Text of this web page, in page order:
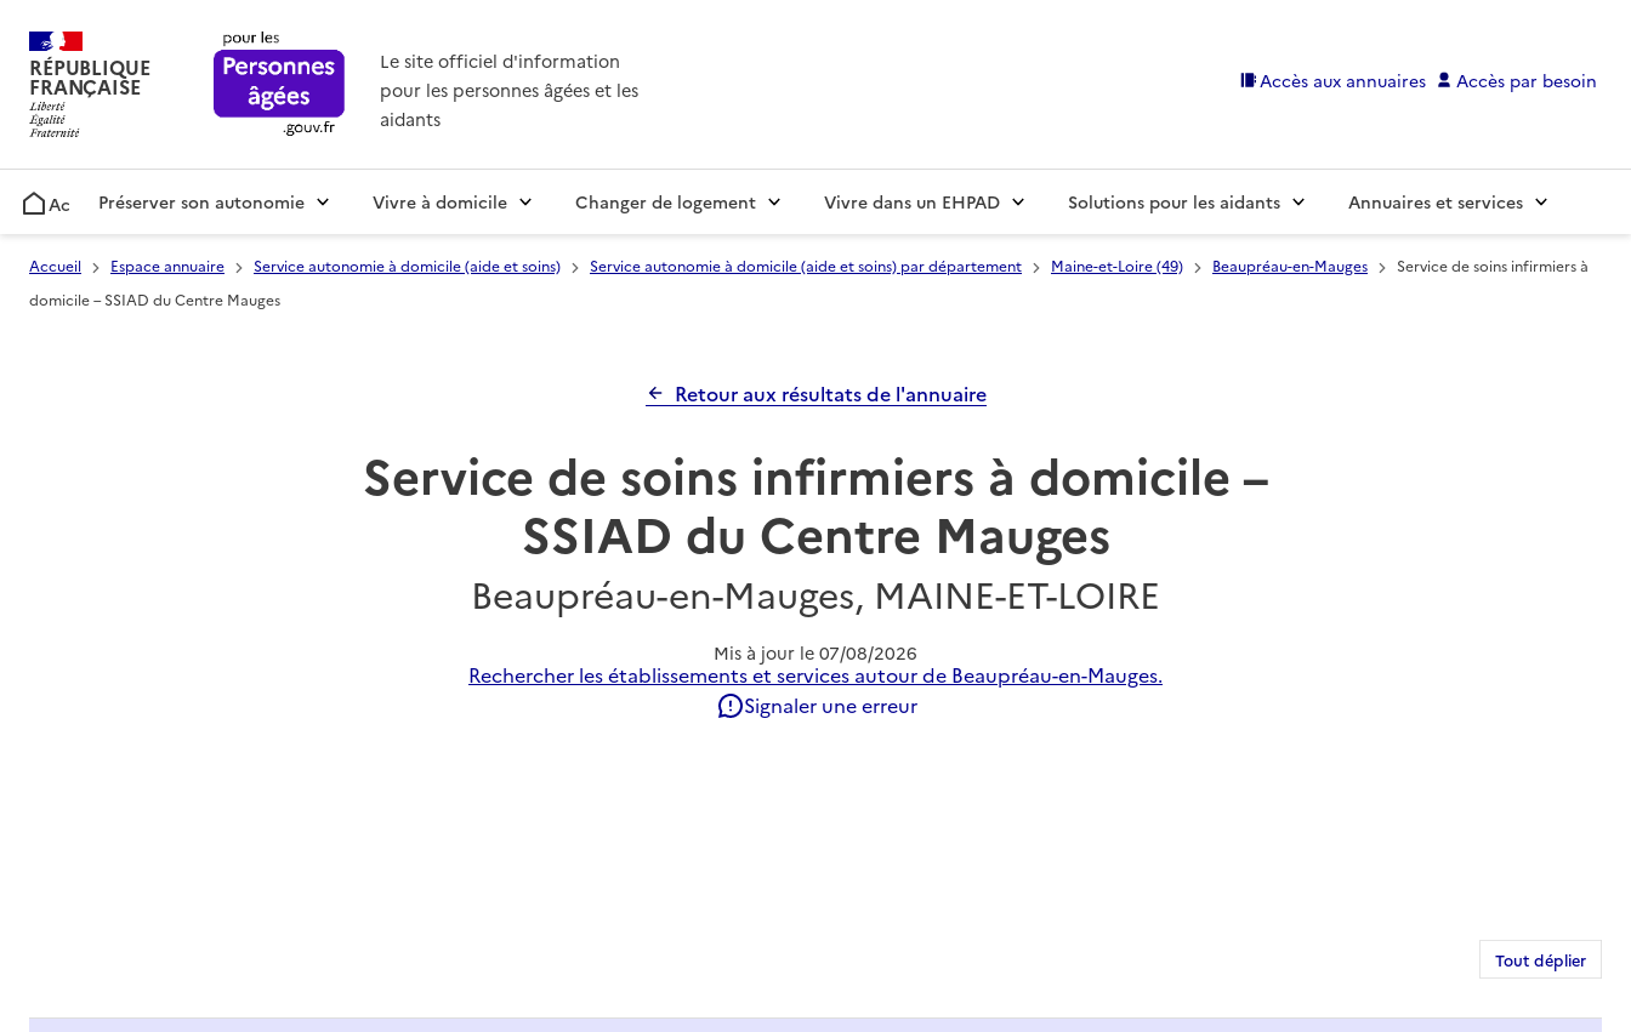
RÉPUBLIQUE
FRANÇAISE
Le site officiel d'information
pour les personnes âgées et les
aidants
Accès aux annuaires Accès par besoin
AccueilPréserver son autonomie Vivre à domicile Changer de logement Vivre dans un EHPAD Solutions pour les aidants Annuaires et services
Accueil Espace annuaire Service autonomie à domicile (aide et soins) Service autonomie à domicile (aide et soins) par département Maine-et-Loire (49) Beaupréau-en-Mauges
Service de soins infirmiers à
domicile – SSIAD du Centre Mauges
Retour aux résultats de l'annuaire
Service de soins infirmiers à domicile –
SSIAD du Centre Mauges
Beaupréau-en-Mauges, MAINE-ET-LOIRE
Mis à jour le 07/08/2026
Rechercher les établissements et services autour de Beaupréau-en-Mauges.
Signaler une erreur
Tout déplier